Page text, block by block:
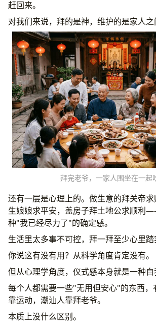
赶回来。
对我们来说，拜的是神，维护的是家人之
拜完老爷，一家人围坐在一起
还有一层是心理上的。做生意的拜关帝
生娘娘求平安，盖房子拜土地公求顺利
种"我已经尽力了"的确定感。
生活里太多事不可控，拜一拜至少心里踏
你说这有没有用？从科学角度肯定没有。
但从心理学角度，仪式感本身就是一种自
每个人都需要一些"无用但安心"的东西，
靠运动，潮汕人靠拜老爷。
本质上没什么区别。